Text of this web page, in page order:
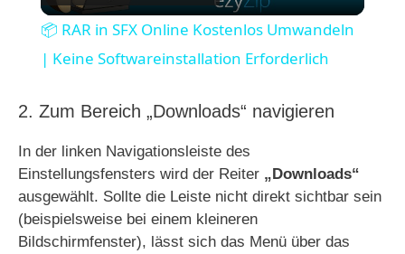
a
y
V
i
📦 RAR in SFX Online Kostenlos Umwandeln
| Keine Softwareinstallation Erforderlich
2. Zum Bereich „Downloads“ navigieren
In der linken Navigationsleiste des
Einstellungsfensters wird der Reiter „Downloads“
ausgewählt. Sollte die Leiste nicht direkt sichtbar sein
(beispielsweise bei einem kleineren
Bildschirmfenster), lässt sich das Menü über das